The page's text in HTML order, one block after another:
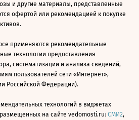
и другие материалы, представленные
офертой или рекомендацией к покупке
применяются рекомендательные
технологии предоставления
систематизации и анализа сведений,
пользователей сети «Интернет»,
Российской Федерации).
технологий в виджетах
на сайте vedomosti.ru: СМИ2,